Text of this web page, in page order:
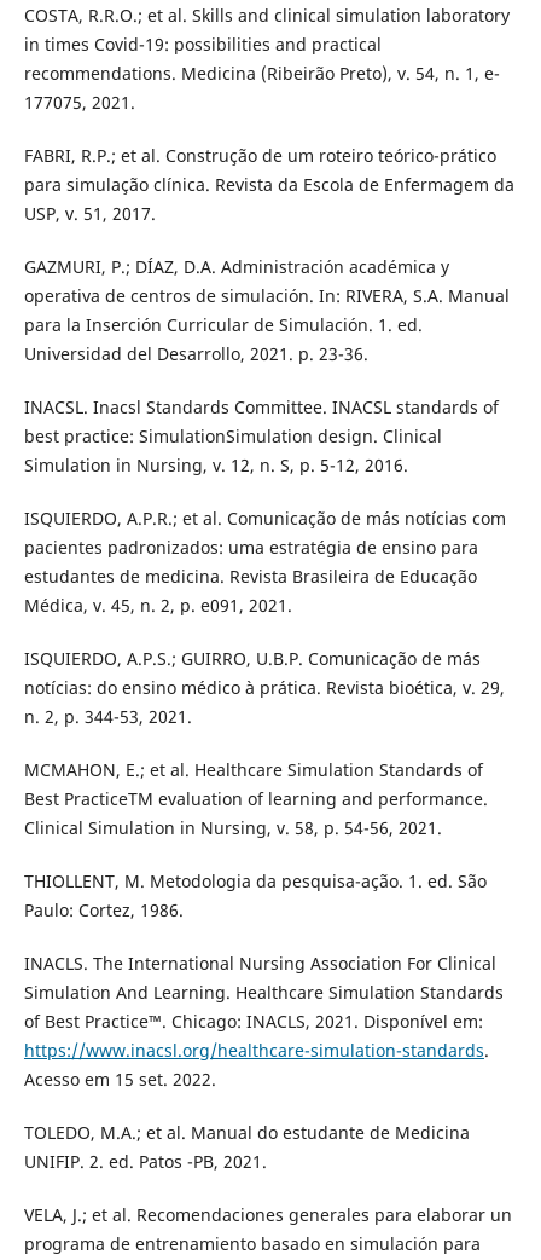
COSTA, R.R.O.; et al. Skills and clinical simulation laboratory
in times Covid-19: possibilities and practical
recommendations. Medicina (Ribeirão Preto), v. 54, n. 1, e-
177075, 2021.
FABRI, R.P.; et al. Construção de um roteiro teórico-prático
para simulação clínica. Revista da Escola de Enfermagem da
USP, v. 51, 2017.
GAZMURI, P.; DÍAZ, D.A. Administración académica y
operativa de centros de simulación. In: RIVERA, S.A. Manual
para la Inserción Curricular de Simulación. 1. ed.
Universidad del Desarrollo, 2021. p. 23-36.
INACSL. Inacsl Standards Committee. INACSL standards of
best practice: SimulationSimulation design. Clinical
Simulation in Nursing, v. 12, n. S, p. 5-12, 2016.
ISQUIERDO, A.P.R.; et al. Comunicação de más notícias com
pacientes padronizados: uma estratégia de ensino para
estudantes de medicina. Revista Brasileira de Educação
Médica, v. 45, n. 2, p. e091, 2021.
ISQUIERDO, A.P.S.; GUIRRO, U.B.P. Comunicação de más
notícias: do ensino médico à prática. Revista bioética, v. 29,
n. 2, p. 344-53, 2021.
MCMAHON, E.; et al. Healthcare Simulation Standards of
Best PracticeTM evaluation of learning and performance.
Clinical Simulation in Nursing, v. 58, p. 54-56, 2021.
THIOLLENT, M. Metodologia da pesquisa-ação. 1. ed. São
Paulo: Cortez, 1986.
INACLS. The International Nursing Association For Clinical
Simulation And Learning. Healthcare Simulation Standards
of Best Practice™. Chicago: INACLS, 2021. Disponível em:
https://www.inacsl.org/healthcare-simulation-standards.
Acesso em 15 set. 2022.
TOLEDO, M.A.; et al. Manual do estudante de Medicina
UNIFIP. 2. ed. Patos -PB, 2021.
VELA, J.; et al. Recomendaciones generales para elaborar un
programa de entrenamiento basado en simulación para